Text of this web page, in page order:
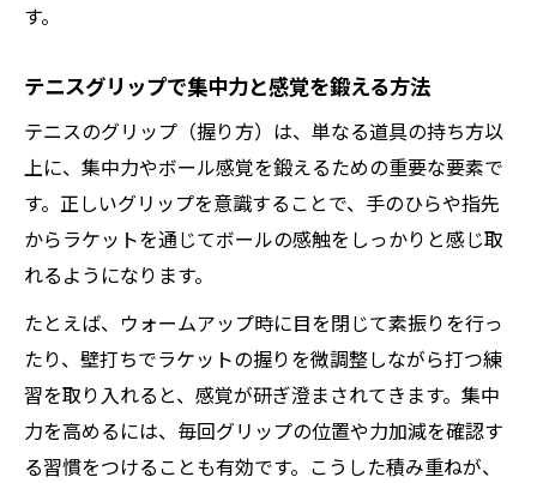
す。
テニスグリップで集中力と感覚を鍛える方法
テニスのグリップ（握り方）は、単なる道具の持ち方以
上に、集中力やボール感覚を鍛えるための重要な要素で
す。正しいグリップを意識することで、手のひらや指先
からラケットを通じてボールの感触をしっかりと感じ取
れるようになります。
たとえば、ウォームアップ時に目を閉じて素振りを行っ
たり、壁打ちでラケットの握りを微調整しながら打つ練
習を取り入れると、感覚が研ぎ澄まされてきます。集中
力を高めるには、毎回グリップの位置や力加減を確認す
る習慣をつけることも有効です。こうした積み重ねが、